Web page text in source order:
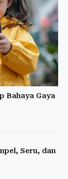
Bahaya Gaya
Seru, dan